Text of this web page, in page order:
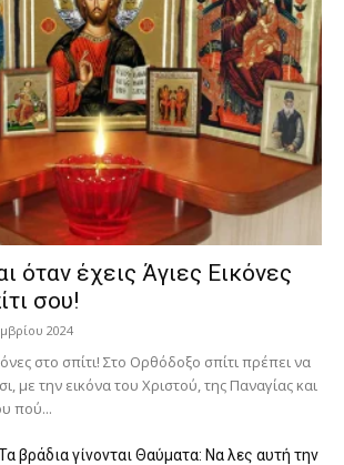
όταν έχεις Άγιες Εικόνες
σου!
2024
στο σπίτι! Στο Ορθόδοξο σπίτι πρέπει να
με την εικόνα του Χριστού, της Παν­αγίας και
πού...
βράδια γίνονται Θαύματα: Να λες αυτή την